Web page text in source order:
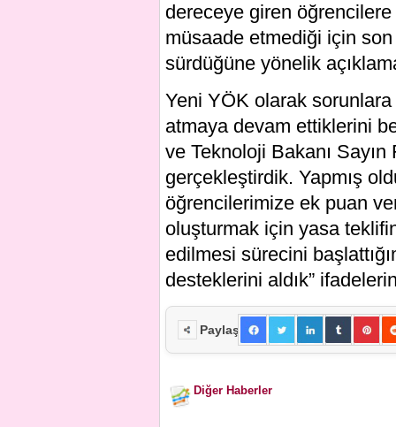
dereceye giren
müsaade etmediği için
sürdüğüne yönelik
Yeni YÖK olarak sorunlara
atmaya devam ettiklerini
ve Teknoloji Bakanı
gerçekleştirdik. Yapmış
öğrencilerimize ek puan
oluşturmak için yasa
edilmesi sürecini
desteklerini aldık”
Paylaş
Diğer Haberler